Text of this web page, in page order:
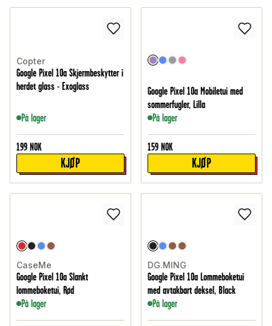
Copter
Google Pixel 10a Skjermbeskytter i
herdet glass - Exoglass
På lager
199 NOK
KJØP
Google Pixel 10a Mobiletui med
sommerfugler, Lilla
På lager
159 NOK
KJØP
CaseMe
Google Pixel 10a Slankt
lommeboketui, Rød
På lager
DG.MING
Google Pixel 10a Lommeboketui
med avtakbart deksel, Black
På lager